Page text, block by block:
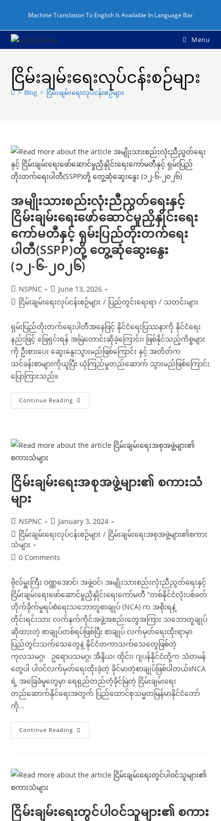
content
Machine Translation To English Is Available In Language Bar
Menu
ငြိမ်းချမ်းရေးလုပ်ငန်းစဉ်များ
> Blog > ငြိမ်းချမ်းရေးလုပ်ငန်းစဉ်များ
အမျိုးသားစည်းလုံးညီညွတ်ရေးနှင့်
ငြိမ်းချမ်းရေးဖော်ဆောင်မှုညှိနှိုင်းရေး
ကော်မတီနှင့် ရှမ်းပြည်တိုးတက်ရေး
ပါတီ(SSPP)တို့ တွေ့ဆုံဆွေးနွေး
(၁၂-၆-၂၀၂၆)
Post
author:
NSPNC
Post
published:
June 13, 2026
Postငြိမ်းချမ်းရေးလုပ်ငန်းစဉ်များ / ပြည်တွင်းရေးရာ / သတင်းများ
ရှမ်းပြည်တိုးတက်ရေးပါတီအနေဖြင့် နိုင်ငံရေးပြဿနာကို နိုင်ငံရေး
နည်းဖြင့် ဖြေရှင်းရန် အမြဲတောင်းဆိုခဲ့ကြောင်း၊ ဖြစ်နိုင်သည့်ကိစ္စများ
ကို ဦးစားပေး ဆွေးနွေးသွားမည်ဖြစ်ကြောင်း နှင့် အတိတ်က
သင်ခန်းစာများကိုယူပြီး ယုံကြည်မှုတည်ဆောက် သွားမည်ဖြစ်ကြောင်း
ပြောကြားသည်။
Continue Reading အမျိုးသား
စည်းလုံး
ဖော်
ဆောင်
နှင့်
ရှမ်း
ပါတီ(SSPP)တို့
တွေ့ဆုံ
ဆွေးနွေး
(၁၂-၆-၂၀၂၆)
ငြိမ်းချမ်းရေးအစုအဖွဲ့များ၏ စကားသံ
များ
Post
author:
NSPNC
Post
published:
January 3, 2024
Post
category:
ငြိမ်းချမ်းရေးလုပ်ငန်းစဉ်များ / ငြိမ်းချမ်းရေးအစုအဖွဲ့များ၏စကား
သံများ
Post0 Comments
ဗိုလ်မှူးကြီး ဝဏ္ဏအောင်၊ အဖွဲ့ဝင်၊ အမျိုးသားစည်းလုံးညီညွတ်ရေးနှင့်
ငြိမ်းချမ်းရေးဖော်ဆောင်မှုညှိနှိုင်းရေးကော်မတီ “တစ်နိုင်ငံလုံးပစ်ခတ်
တိုက်ခိုက်မှုရပ်စဲရေးသဘောတူစာချုပ် (NCA) က အစိုးရနဲ့
တိုင်းရင်းသား လက်နက်ကိုင်အဖွဲ့အစည်းတွေအကြား သဘောတူချုပ်
ဆိုထားတဲ့ စာချုပ်တစ်ရပ်ဖြစ်ပြီး စာချုပ် လက်မှတ်ရေးထိုးရာမှာ
ပြည်တွင်းသက်သေတွေနဲ့ နိုင်ငံတကာသက်သေတွေဖြစ်တဲ့
ကုလသမဂ္ဂ၊ ဥရောပသမဂ္ဂ၊ အိန္ဒိယ၊ ထိုင်း၊ ဂျပန်နိုင်ငံတို့က သံတမန်
တွေပါ ပါဝင်လက်မှတ်ရေးထိုးခဲ့တဲ့ ခိုင်မာတဲ့စာချုပ်ဖြစ်ပါတယ်။NCA
ရဲ့ အခြေခံမူတွေမှာ ရေရှည်တည်တံ့ခိုင်မြဲတဲ့ ငြိမ်းချမ်းရေး
တည်ဆောက်နိုင်ရေးအတွက် ပြည်ထောင်စုသမ္မတမြန်မာနိုင်ငံတော်
ကို…
Continue Reading ငြိမ်းချမ်း
ရေး
သံ
များ
ငြိမ်းချမ်းရေးတွင်ပါဝင်သူများ၏ စကား